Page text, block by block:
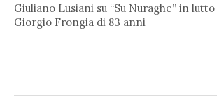
Giuliano Lusiani su “Su Nuraghe” in
Giorgio Frongia di 83 anni